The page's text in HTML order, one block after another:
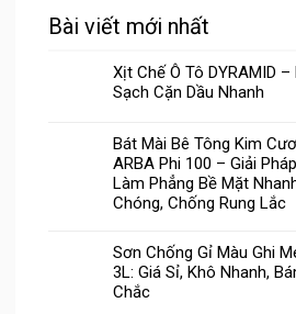
Bài viết mới nhất
Xịt Chế Ô Tô DYRAMID –
Sạch Cặn Dầu Nhanh
Bát Mài Bê Tông Kim
ARBA Phi 100 – Giải Pháp
Làm Phẳng Bề Mặt
Chóng, Chống Rung Lắc
Sơn Chống Gỉ Màu Ghi
3L: Giá Sỉ, Khô Nhanh,
Chắc